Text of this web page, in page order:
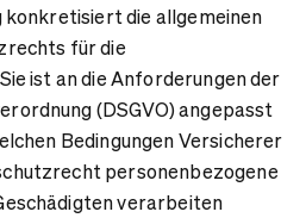
die allgemeinen
für die
ist an die Anforderungen der
(DSGVO) angepasst
Bedingungen Versicherer
personenbezogene
verarbeiten